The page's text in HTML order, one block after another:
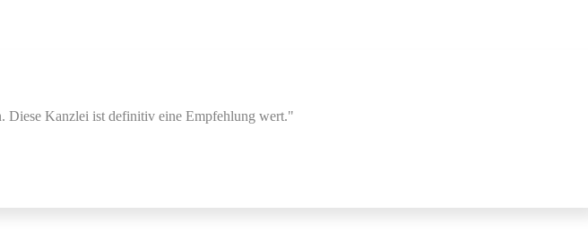
Diese Kanzlei ist definitiv eine Empfehlung wert."